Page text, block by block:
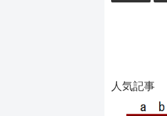
人気記事